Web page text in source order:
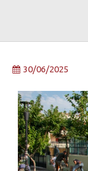
30/06/2025